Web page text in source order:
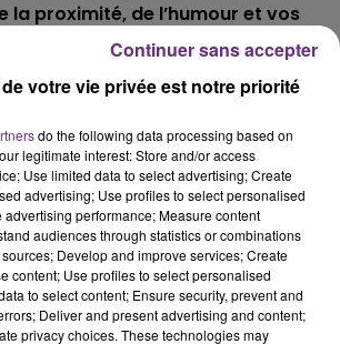
la proximité, de l’humour et vos
La Famille Champagne FMest le
des Champardennais.
au vendredi, dès 6h et jusqu'à
FM.
votre vie privée est notre priorité
do the following data processing based on
legitimate interest: Store and/or access
Use limited data to select advertising; Create
advertising; Use profiles to select personalised
performance; Measure content
audiences through statistics or combinations
Develop and improve services; Create
content; Use profiles to select personalised
to select content; Ensure security, prevent and
Deliver and present advertising and content;
privacy choices. These technologies may
Continuer sans accepter